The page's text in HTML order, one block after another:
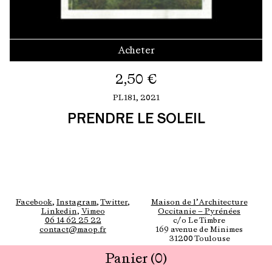
Acheter
2,50 €
PL181, 2021
PRENDRE LE SOLEIL
Panier (0)
Facebook, Instagram, Twitter,
Linkedin, Vimeo
Maison de l’Architecture
Occitanie — Pyrénées
06 14 62 25 22
contact@maop.fr
c/o Le Timbre
169 avenue de Minimes
31200 Toulouse